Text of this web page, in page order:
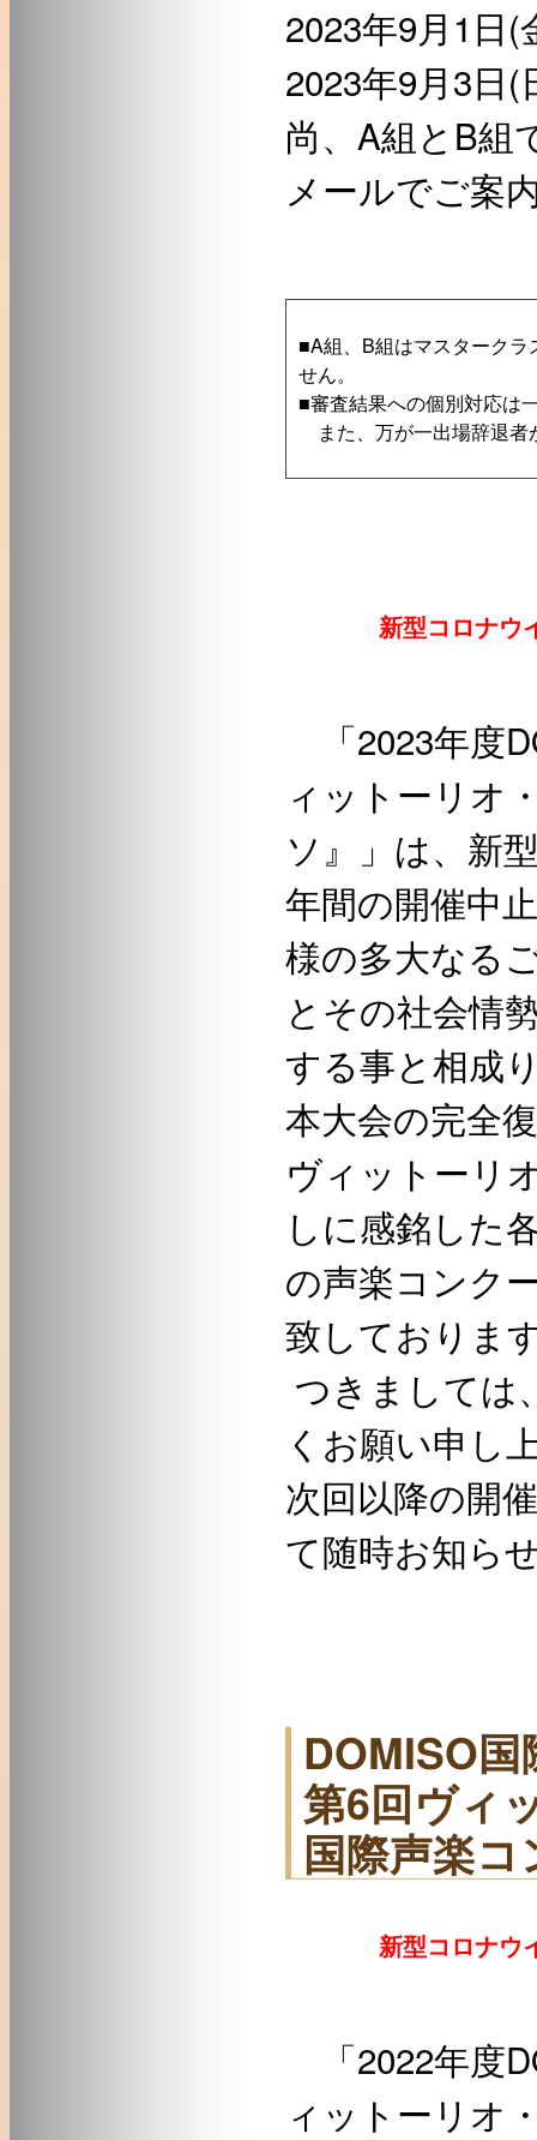
2023年9月1日(
2023年9月3日(
尚、A組とB組
メールでご案
■A組、B組はマスターク
せん。
■審査結果への個別対応は
また、万が一出場辞退者
新型コロナウ
「2023年度
ィットーリオ
ソ』」は、新
年間の開催中
様の多大なる
とその社会情
する事と相成
本大会の完全
ヴィットーリ
しに感銘した
の声楽コンク
致しておりま
つきましては
くお願い申し
次回以降の開
て随時お知ら
DOMISO
第6回ヴィ
国際声楽
新型コロナウ
「2022年度
ィットーリオ